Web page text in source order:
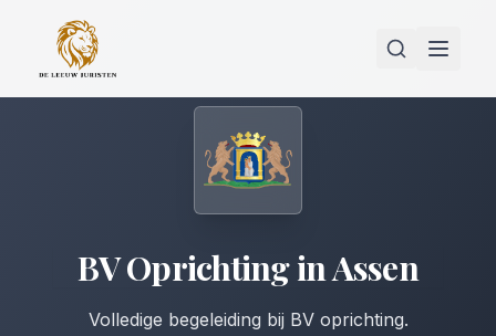
BV OprichtinginAssen
Volledige begeleiding bij BV oprichting.